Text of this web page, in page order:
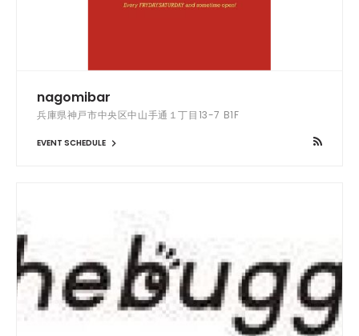
nagomibar
兵庫県神戸市中央区中山手通１丁目13-7 B1F
EVENT SCHEDULE